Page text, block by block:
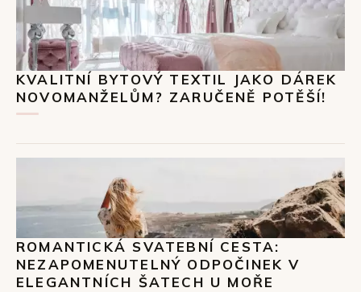
KVALITNÍ BYTOVÝ TEXTIL JAKO DÁREK
NOVOMANŽELŮM? ZARUČENĚ POTĚŠÍ!
ROMANTICKÁ SVATEBNÍ CESTA:
NEZAPOMENUTELNÝ ODPOČINEK V
ELEGANTNÍCH ŠATECH U MOŘE